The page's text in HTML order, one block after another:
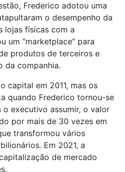
Frederico adotou uma
o desempenho da
lojas físicas com a
um “marketplace” para
produtos de terceiros e
da companhia.
capital em 2011, mas os
quando Frederico tornou-se
executivo assumir, o valor
por mais de 30 vezes em
transformou vários
Em 2021, a
de mercado